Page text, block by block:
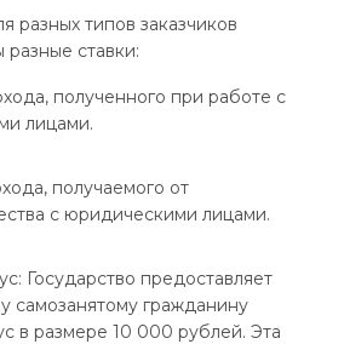
разных типов заказчиков
ставки:
полученного при работе с
лицами.
получаемого от
с юридическими лицами.
Государство предоставляет
самозанятому гражданину
в размере 10 000 рублей. Эта